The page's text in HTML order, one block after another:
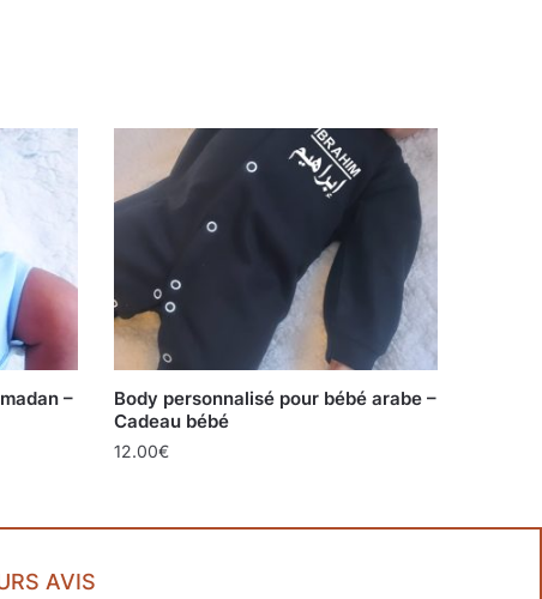
–
Body personnalisé pour bébé arabe –
Cadeau bébé
12.00€
AVIS